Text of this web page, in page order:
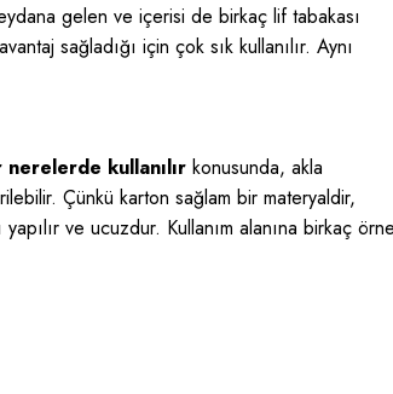
gelen ve içerisi de birkaç lif tabakası
sağladığı için çok sık kullanılır. Aynı
kullanılır konusunda, akla
Çünkü karton sağlam bir materyaldir,
ve ucuzdur. Kullanım alanına birkaç